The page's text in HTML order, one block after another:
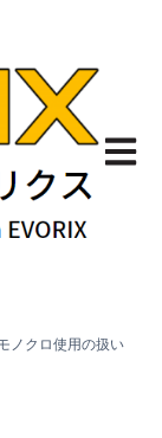
メイ
ノクロ使用の扱い